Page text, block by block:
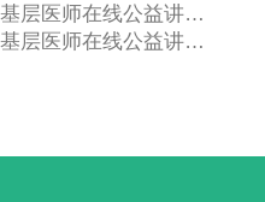
直播预告 | 2026“医路奔跑”基层医师在线公益讲座第四期——产房新生儿标准化复苏与高危儿院内安全转运
直播预告 | 2026“医路奔跑”基层医师在线公益讲座第二期——新生育形势下，产科急危重症快速反应体系构建与实战救治（产房安全角度）